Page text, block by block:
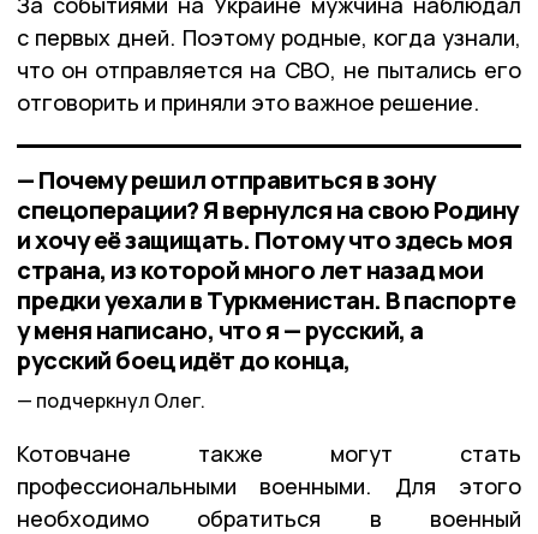
с первых дней. Поэтому родные, когда узнали,
что он отправляется на СВО, не пытались его
отговорить и приняли это важное решение.
— Почему решил отправиться в зону
спецоперации? Я вернулся на свою Родину
и хочу её защищать. Потому что здесь моя
страна, из которой много лет назад мои
предки уехали в Туркменистан. В паспорте
у меня написано, что я — русский, а
русский боец идёт до конца,
подчеркнул Олег.
Котовчане также могут стать
профессиональными военными. Для этого
необходимо обратиться в военный